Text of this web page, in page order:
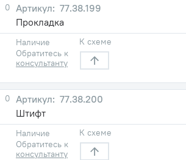
0
77.38.199
Прокладка
Наличие
Обратитесь к
консультанту
К схеме
0
77.38.200
Штифт
Наличие
Обратитесь к
консультанту
К схеме